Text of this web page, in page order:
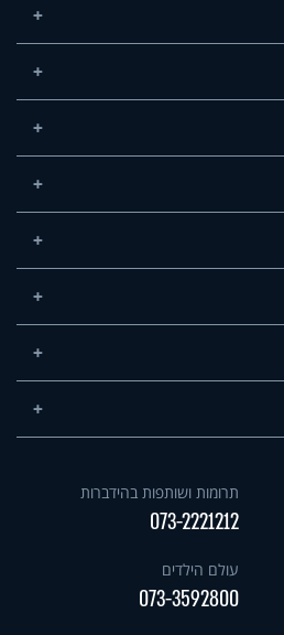
תרומות ושותפות בהידברות
073-2221212
עולם הילדים
073-3592800